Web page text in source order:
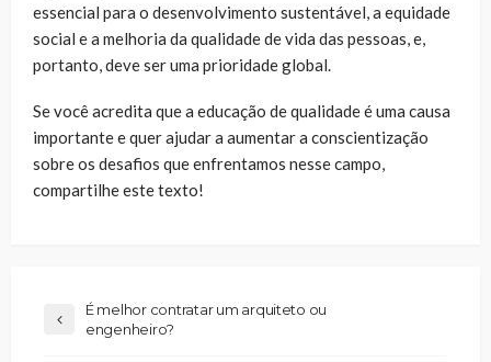
essencial para o desenvolvimento sustentável, a equidade
social e a melhoria da qualidade de vida das pessoas, e,
portanto, deve ser uma prioridade global.
Se você acredita que a educação de qualidade é uma causa
importante e quer ajudar a aumentar a conscientização
sobre os desafios que enfrentamos nesse campo,
compartilhe este texto!
É melhor contratar um arquiteto ou
engenheiro?